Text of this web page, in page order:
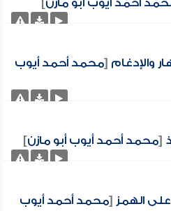
أحمد أيوب أبو مازن]
والإدغام [محمد أحمد أيوب
[محمد أحمد أيوب أبو مازن]
الهمز [محمد أحمد أيوب